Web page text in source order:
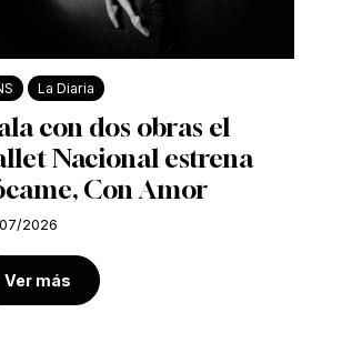
La Diaria
con dos obras el
Nacional estrena
Con Amor
2026
Ver más